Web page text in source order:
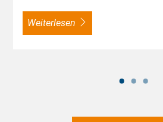
weiterlesen